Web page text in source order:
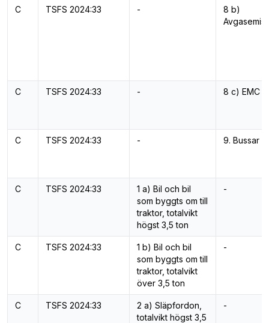
C TSFS 2024:33 -
8 b)
C TSFS 2024:33 - 8 c) EMC
C TSFS 2024:33 - 9. Bussar
C TSFS 2024:33
1 a) Bil och bil
som byggts om till
traktor, totalvikt
högst 3,5 ton
-
C TSFS 2024:33
1 b) Bil och bil
som byggts om till
traktor, totalvikt
över 3,5 ton
-
C TSFS 2024:33
2 a) Släpfordon,
totalvikt högst 3,5
-